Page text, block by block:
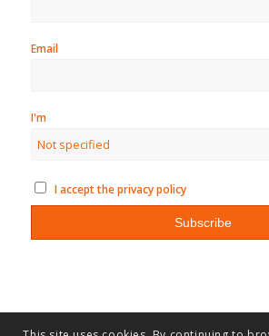
Email
I'm
I accept the privacy policy